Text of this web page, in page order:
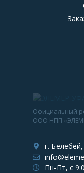
Официальный
ООО НПП
г.
Пн-Пт, с